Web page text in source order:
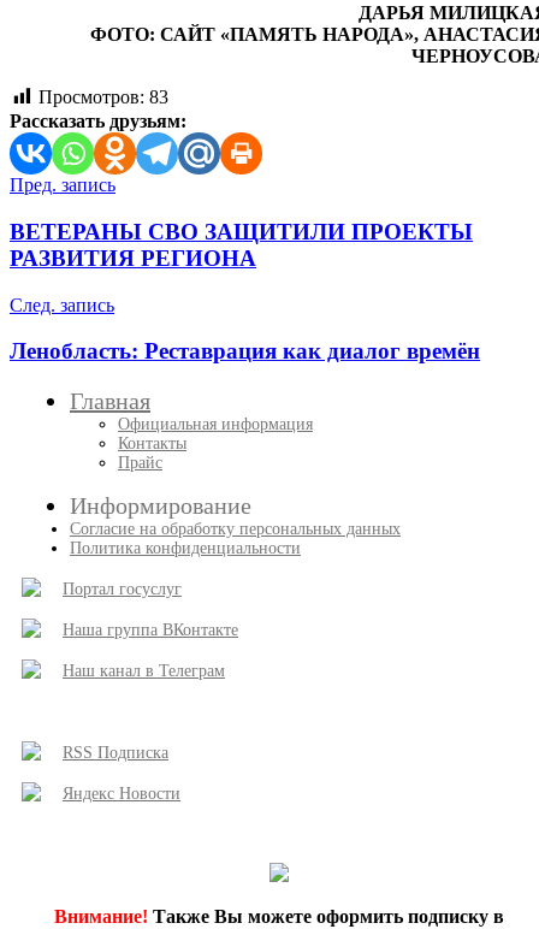
ДАРЬЯ
ФОТО: САЙТ «ПАМЯТЬ НАРОДА»,
Просмотров: 83
Рассказать друзьям:
Навигация
по
записям
Пред. запись
ВЕТЕРАНЫ СВО ЗАЩИТИЛИ ПРОЕКТЫ
РАЗВИТИЯ РЕГИОНА
След. запись
Ленобласть: Реставрация как диалог времён
Главная
Официальная информация
Контакты
Прайс
Информирование
Согласие на обработку персональных данных
Политика конфиденциальности
Портал госуслуг
Наша группа ВКонтакте
Наш канал в Телеграм
RSS Подписка
Яндекс Новости
Внимание! Также Вы можете оформить подписку в